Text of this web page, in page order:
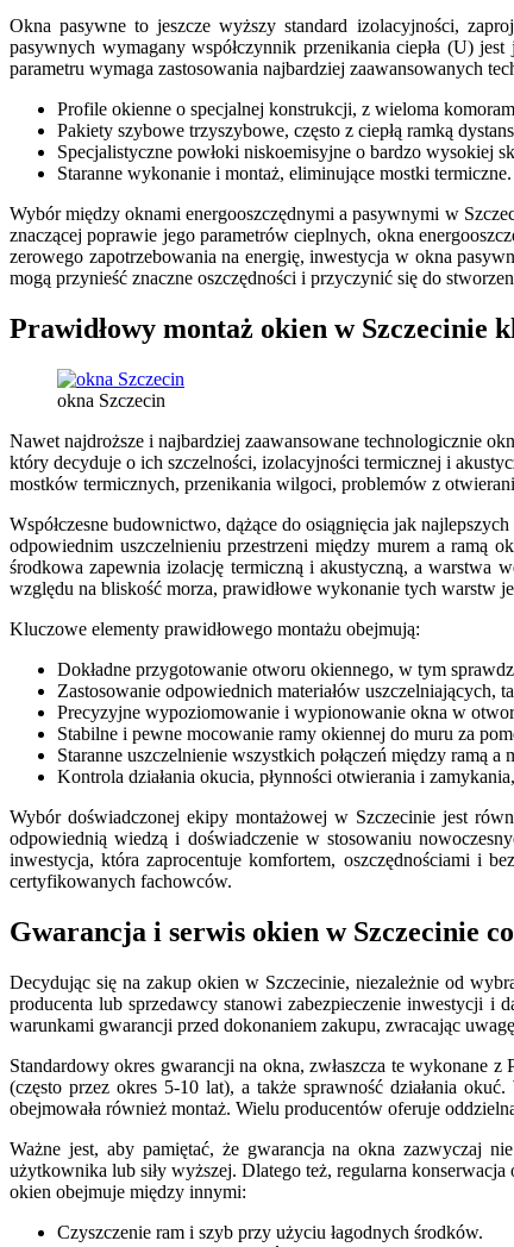
Okna pasywne to jeszcze wyższy standard izolacyjności,
pasywnych wymagany współczynnik przenikania ciepła (U)
parametru wymaga zastosowania najbardziej zaawansowanych
Profile okienne o specjalnej konstrukcji, z wieloma
Pakiety szybowe trzyszybowe, często z ciepłą ramką
Specjalistyczne powłoki niskoemisyjne o bardzo wysokiej
Staranne wykonanie i montaż, eliminujące mostki termiczne.
Wybór między oknami energooszczędnymi a pasywnymi w
znaczącej poprawie jego parametrów cieplnych, okna
zerowego zapotrzebowania na energię, inwestycja w okna
mogą przynieść znaczne oszczędności i przyczynić się do
Prawidłowy montaż okien w Szczecinie
okna Szczecin
Nawet najdroższe i najbardziej zaawansowane technologicznie
który decyduje o ich szczelności, izolacyjności termicznej i
mostków termicznych, przenikania wilgoci, problemów z
Współczesne budownictwo, dążące do osiągnięcia jak
odpowiednim uszczelnieniu przestrzeni między murem a ramą
środkowa zapewnia izolację termiczną i akustyczną, a warstwa
względu na bliskość morza, prawidłowe wykonanie tych warstw
Kluczowe elementy prawidłowego montażu obejmują:
Dokładne przygotowanie otworu okiennego, w tym
Zastosowanie odpowiednich materiałów uszczelniających,
Precyzyjne wypoziomowanie i wypionowanie okna w
Stabilne i pewne mocowanie ramy okiennej do muru za
Staranne uszczelnienie wszystkich połączeń między ramą
Kontrola działania okucia, płynności otwierania i
Wybór doświadczonej ekipy montażowej w Szczecinie jest
odpowiednią wiedzą i doświadczenie w stosowaniu
inwestycja, która zaprocentuje komfortem, oszczędnościami i
certyfikowanych fachowców.
Gwarancja i serwis okien w Szczecinie
Decydując się na zakup okien w Szczecinie, niezależnie od
producenta lub sprzedawcy stanowi zabezpieczenie inwestycji i
warunkami gwarancji przed dokonaniem zakupu, zwracając
Standardowy okres gwarancji na okna, zwłaszcza te wykonane
(często przez okres 5-10 lat), a także sprawność działania
obejmowała również montaż. Wielu producentów oferuje
Ważne jest, aby pamiętać, że gwarancja na okna zazwyczaj
użytkownika lub siły wyższej. Dlatego też, regularna
okien obejmuje między innymi:
Czyszczenie ram i szyb przy użyciu łagodnych środków.